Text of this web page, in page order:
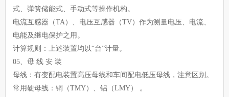
式、弹簧储能式、手动式等操作机构。
电流互感器（TA）、电压互感器（TV）作为测量电压、电流、
电能及继电保护之用。
计算规则：上述装置均以“台”计量。
05、母 线 安 装
母线：有变配电装置高压母线和车间配电低压母线，注意区别。
常用硬母线：铜（TMY）、铝（LMY） 。